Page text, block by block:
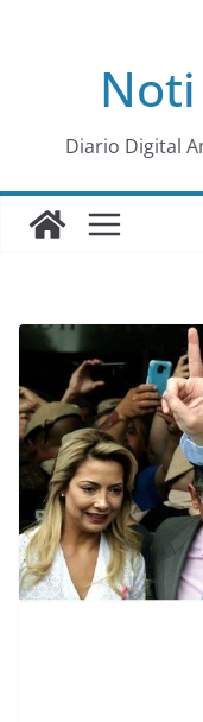
alDiario Digital